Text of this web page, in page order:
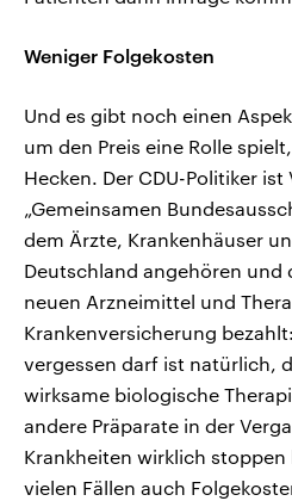
Weniger Folgekosten
Und es gibt noch einen
um den Preis eine Rolle
Hecken. Der CDU-Politiker
„Gemeinsamen
dem Ärzte, Krankenhäuser
Deutschland angehören und
neuen Arzneimittel und
Krankenversicherung
vergessen darf ist natürlich,
wirksame biologische
andere Präparate in der
Krankheiten wirklich
vielen Fällen auch